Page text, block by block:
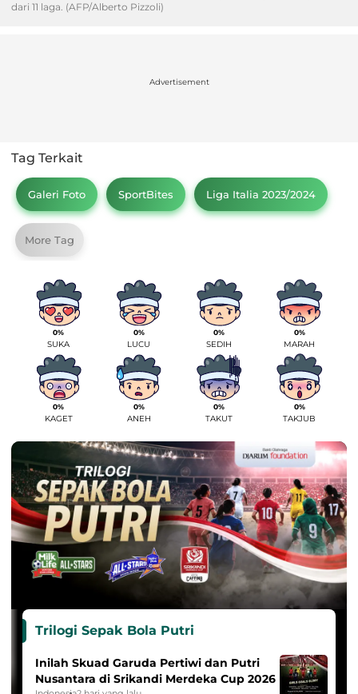
dari 11 laga. (AFP/Alberto Pizzoli)
Advertisement
Tag Terkait
Galeri Foto SportBites Liga Italia 2023/2024
More Tag
0%
SUKA
0%
LUCU
0%
SEDIH
0%
MARAH
0%
KAGET
0%
ANEH
0%
TAKUT
0%
TAKJUB
Trilogi Sepak Bola Putri
Inilah Skuad Garuda Pertiwi dan Putri
Nusantara di Srikandi Merdeka Cup 2026